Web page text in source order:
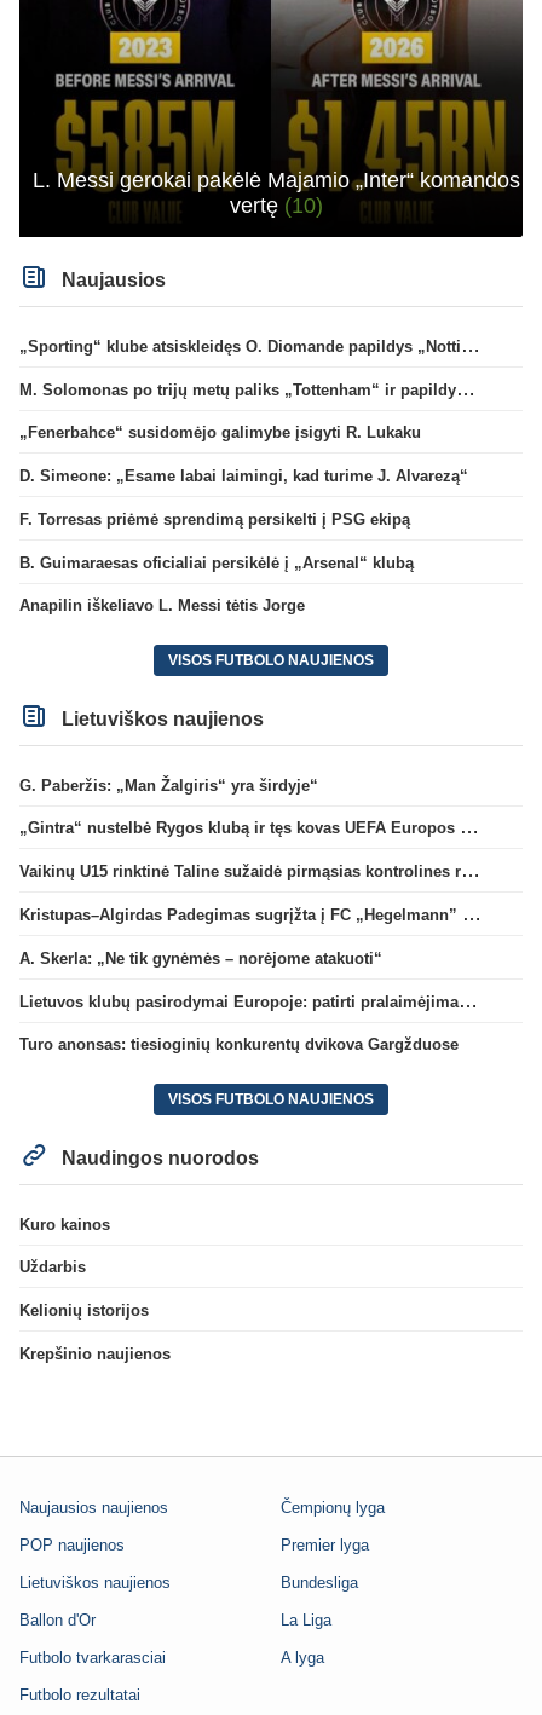
L. Messi gerokai pakėlė Majamio „Inter“ komandos
vertę (10)
Naujausios
„Sporting“ klube atsiskleidęs O. Diomande papildys „Nottingham“ gretas
M. Solomonas po trijų metų paliks „Tottenham“ ir papildys „West Ham“ klubą
„Fenerbahce“ susidomėjo galimybe įsigyti R. Lukaku
D. Simeone: „Esame labai laimingi, kad turime J. Alvarezą“
F. Torresas priėmė sprendimą persikelti į PSG ekipą
B. Guimaraesas oficialiai persikėlė į „Arsenal“ klubą
Anapilin iškeliavo L. Messi tėtis Jorge
VISOS FUTBOLO NAUJIENOS
Lietuviškos naujienos
G. Paberžis: „Man Žalgiris“ yra širdyje“
„Gintra“ nustelbė Rygos klubą ir tęs kovas UEFA Europos taurės atrankoje
Vaikinų U15 rinktinė Taline sužaidė pirmąsias kontrolines rungtynes
Kristupas–Algirdas Padegimas sugrįžta į FC „Hegelmann” B sudėtį
A. Skerla: „Ne tik gynėmės – norėjome atakuoti“
Lietuvos klubų pasirodymai Europoje: patirti pralaimėjimai Kroatijos atstovams
Turo anonsas: tiesioginių konkurentų dvikova Gargžduose
VISOS FUTBOLO NAUJIENOS
Naudingos nuorodos
Kuro kainos
Uždarbis
Kelionių istorijos
Krepšinio naujienos
Naujausios naujienos
POP naujienos
Lietuviškos naujienos
Ballon d'Or
Futbolo tvarkarasciai
Futbolo rezultatai
Čempionų lyga
Premier lyga
Bundesliga
La Liga
A lyga